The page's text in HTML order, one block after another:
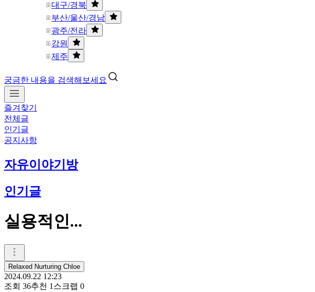
대구/경북
부산/울산/경남
광주/전라
강원
제주
궁금한 내용을 검색해보세요
즐겨찾기
전체글
인기글
공지사항
자유이야기방
인기글
실용적인...
Relaxed Nurturing Chloe
2024.09.22 12:23
조회 36추천 1 스크랩 0